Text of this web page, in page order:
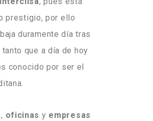
prestigio, por ello
duramente día tras
que a día de hoy
conocido por ser el
, oficinas y empresas